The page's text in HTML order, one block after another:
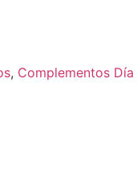
, Complementos